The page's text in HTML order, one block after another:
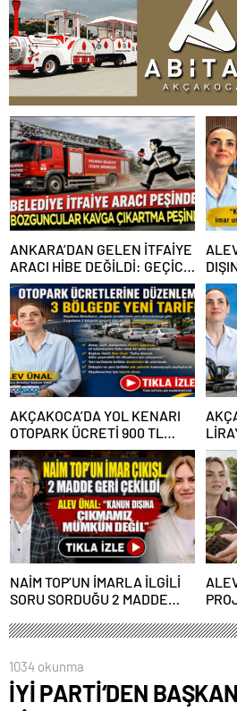
ANKARA’DAN GELEN İTFAİYE
ARACI HİBE DEĞİLDİ: GEÇİCİ
GÖREVLENDİRME SONA ERDİ
AKÇAKOCA’DA YOL KENARI
OTOPARK ÜCRETİ 900 TL
OLDU
NAİM TOP’UN İMARLA İLGİLİ
SORU SORDUĞU 2 MADDE
1034 okunma
İYİ PARTİ‘DEN